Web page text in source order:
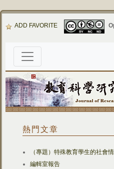
ADD FAVORITE
熱門文章
（專題）特殊教育學生的社會
編輯室報告